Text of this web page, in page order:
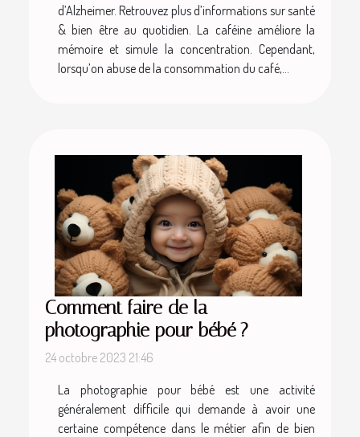
d’Alzheimer. Retrouvez plus d’informations sur santé
& bien être au quotidien. La caféine améliore la
mémoire et simule la concentration. Cependant,
lorsqu’on abuse de la consommation du café,...
Comment faire de la
photographie pour bébé ?
24 octobre 2023 21:46
La photographie pour bébé est une activité
généralement difficile qui demande à avoir une
certaine compétence dans le métier afin de bien